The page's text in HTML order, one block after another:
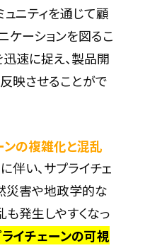
ニティを通じて顧
ケーションを図るこ
迅速に捉え、製品開
映させることがで
ンの複雑化と混乱
伴い、サプライチェ
災害や地政学的な
も発生しやすくなっ
ライチェーンの可視